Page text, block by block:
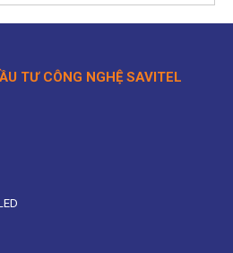
TƯ CÔNG NGHỆ SAVITEL